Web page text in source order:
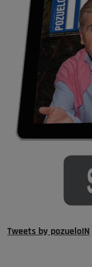
Tweets by pozueloIN